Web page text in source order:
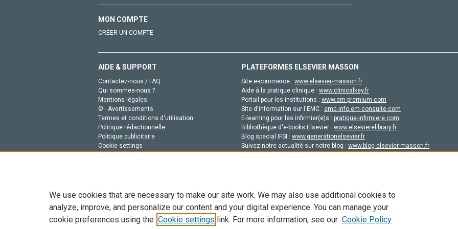
MON COMPTE
CRÉER UN COMPTE
AIDE & SUPPORT
Contactez-nous / FAQ
Qui sommes-nous ?
Mentions légales
© - Avertissements
Termes et conditions d'utilisation
Politique rédactionnelle
Politique publicitaire
Cookie settings
PLATEFORMES ELSEVIER MASSON
Site e-commerce : www.elsevier-masson.fr
Aide à la pratique clinique : www.clinicalkey.fr
Portail pour les institutions : www.em-premium.com
Site d'information sur l'EMC : emc-info.em-consulte.com
E-learning pour les infirmier(e)s : pratique-infirmiere.com
Bibliothèque d'e-books Elsevier : www.elsevierelibrary.fr
Blog special IFSI : www.generationelsevier.fr
Suivez notre actualité sur notre blog : www.blog-elsevier-masson.fr
Tout le contenu de ce site: Copyright © 2026 Elsevier, ses concédants de licence et ses contributeurs. Tout les droits sont réservés,
We use cookies that are necessary to make our site work. We may also use additional cookies to
analyze, improve, and personalize our content and your digital experience. You can manage your
cookie preferences using the Cookie settings link. For more information, see our Cookie Policy